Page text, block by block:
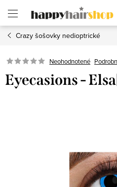
obsah
Crazy šošovky nedioptrické
Neohodnotené
Eyecasions -